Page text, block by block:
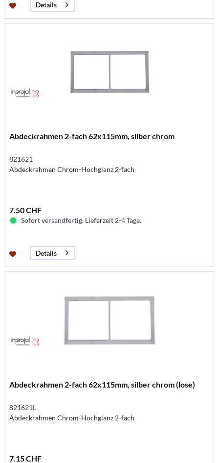
Details
Abdeckrahmen 2-fach 62x115mm, silber chrom
821621
Abdeckrahmen Chrom-Hochglanz 2-fach
7.50 CHF
Sofort versandfertig. Lieferzeit 2-4 Tage.
Details
Abdeckrahmen 2-fach 62x115mm, silber chrom (lose)
821621L
Abdeckrahmen Chrom-Hochglanz 2-fach
7.15 CHF